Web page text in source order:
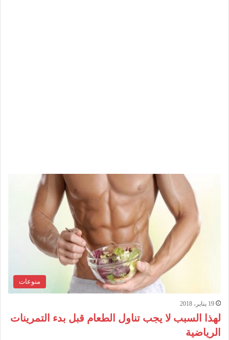
منوعات
19 يناير، 2018
لهذا السبب لا يجب تناول الطعام قبل بدء التمرينات
الرياضية